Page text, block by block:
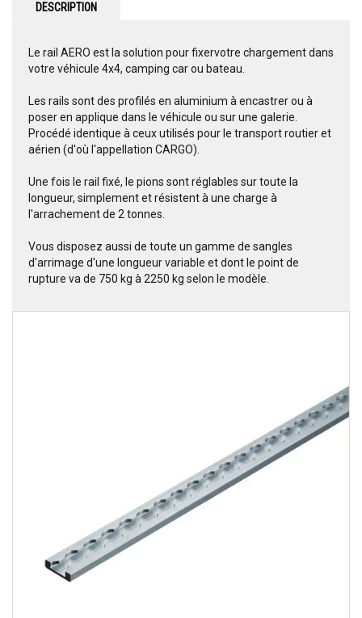
DESCRIPTION
Le rail AERO est la solution pour fixervotre chargement dans
votre véhicule 4x4, camping car ou bateau.
Les rails sont des profilés en aluminium à encastrer ou à
poser en applique dans le véhicule ou sur une galerie.
Procédé identique à ceux utilisés pour le transport routier et
aérien (d'où l'appellation CARGO).
Une fois le rail fixé, le pions sont réglables sur toute la
longueur, simplement et résistent à une charge à
l'arrachement de 2 tonnes.
Vous disposez aussi de toute un gamme de sangles
d'arrimage d'une longueur variable et dont le point de
rupture va de 750 kg à 2250 kg selon le modèle.